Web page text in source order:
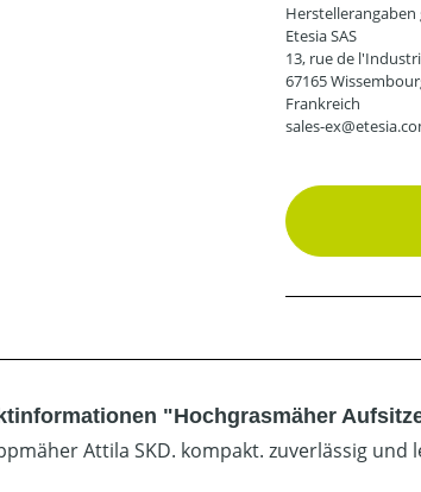
Herstellerangaben
Etesia SAS
13, rue de
67165
Frankreich
sales-
"Hochgrasmäher
Attila SKD. kompakt. zuverlässig und